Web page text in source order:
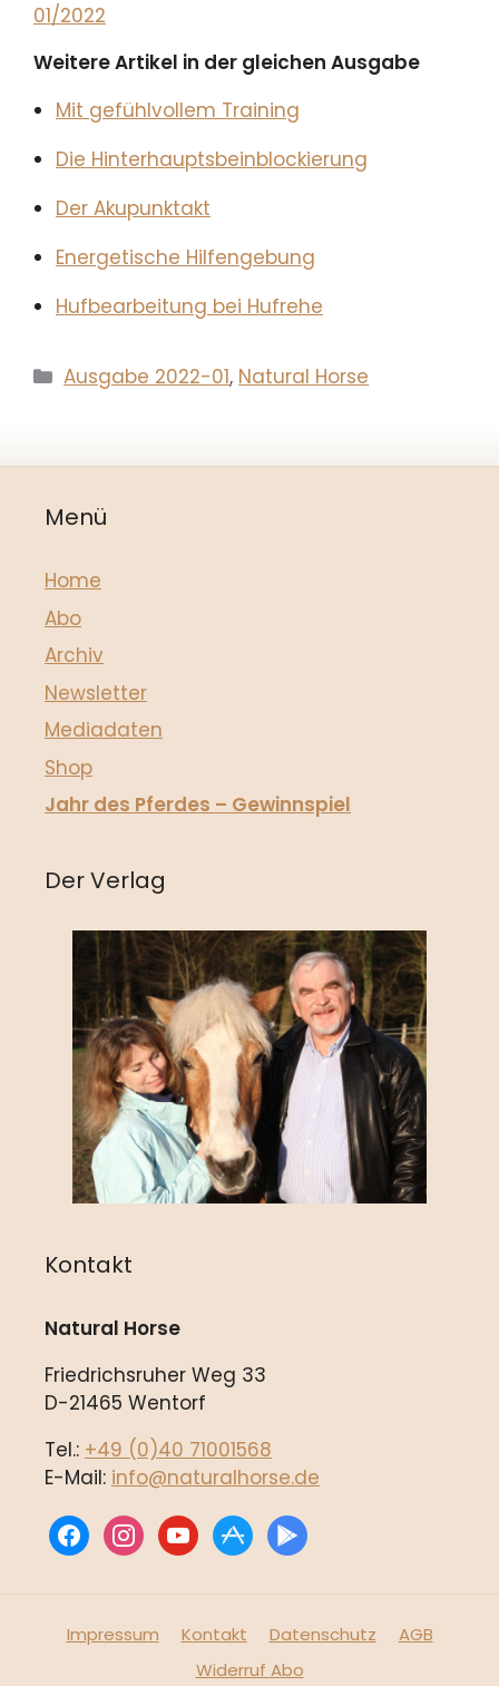
01/2022
Weitere Artikel in der gleichen Ausgabe
Mit gefühlvollem Training
Die Hinterhauptsbeinblockierung
Der Akupunktakt
Energetische Hilfengebung
Hufbearbeitung bei Hufrehe
Kategorien
Ausgabe 2022-01, Natural Horse
Menü
Home
Abo
Archiv
Newsletter
Mediadaten
Shop
Jahr des Pferdes – Gewinnspiel
Der Verlag
Kontakt
Natural Horse
Friedrichsruher Weg 33
D-21465 Wentorf
Tel.: +49 (0)40 71001568
E-Mail: info@naturalhorse.de
facebookinstagramyoutubeappstore
play
Impressum Kontakt Datenschutz
AGB
Widerruf Abo